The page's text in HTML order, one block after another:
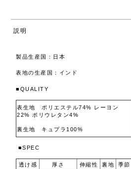
説明
製品生産国：日本
表地の生産国：インド
■QUALITY
表生地 ポリエステル74% レーヨン
22% ポリウレタン4%
裏生地 キュプラ100%
■SPEC
透け感 厚さ 伸縮性 裏地 季節